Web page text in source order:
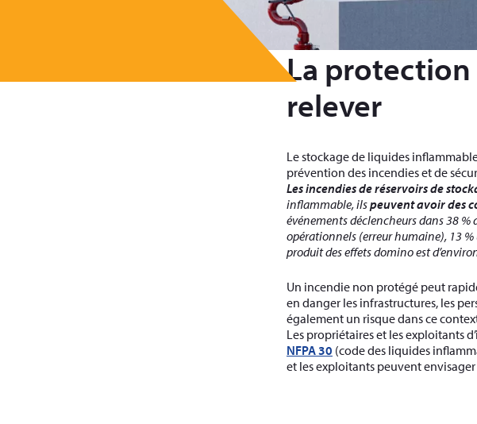
La protection
relever
Le stockage de liquides
prévention des incendies et de
Les incendies de réservoirs de
inflammable, ilspeuvent avoir des
événements déclencheurs dans 38 %
opérationnels (erreur humaine), 13
produit des effets domino est
Un incendie non protégé peut
en danger les infrastructures, les
également un risque dans ce
Les propriétaires et les exploitants
NFPA 30 (code des liquides
et les exploitants peuvent